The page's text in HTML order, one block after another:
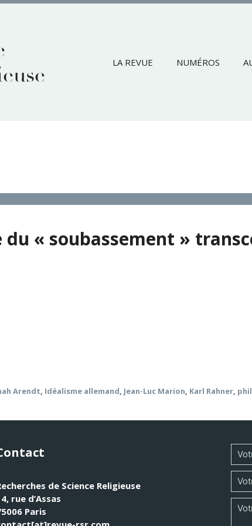
LA REVUE NUMÉROS
« soubassement »
Arendt, Idéalisme allemand, Jean-Luc Marion, Karl Rahner,
de Science Religieuse
rue d’Assas
Paris